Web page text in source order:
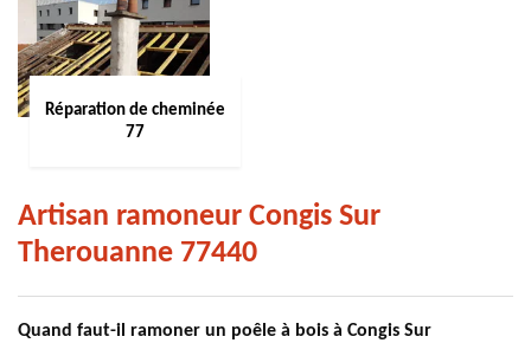
Réparation de cheminée
77
Artisan ramoneur Congis Sur
Therouanne 77440
Quand faut-il ramoner un poêle à bois à Congis Sur